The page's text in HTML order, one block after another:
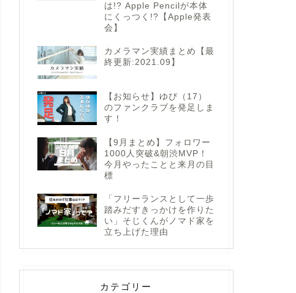
は!? Apple Pencilが本体
にくっつく!?【Apple発表
会】
カメラマン実績まとめ【最
終更新:2021.09】
【お知らせ】ゆぴ（17）
のファンクラブを発足しま
す！
【9月まとめ】フォロワー
1000人突破&朝渋MVP！
今月やったことと来月の目
標
「フリーランスとして一歩
踏みだすきっかけを作りた
い」そじくんがノマド家を
立ち上げた理由
カテゴリー